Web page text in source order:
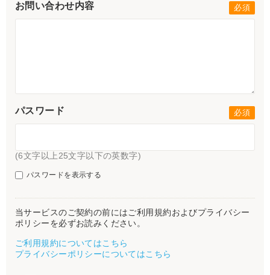
お問い合わせ内容
パスワード
(6文字以上25文字以下の英数字)
パスワードを表示する
当サービスのご契約の前にはご利用規約およびプライバシー
ポリシーを必ずお読みください。
ご利用規約についてはこちら
プライバシーポリシーについてはこちら